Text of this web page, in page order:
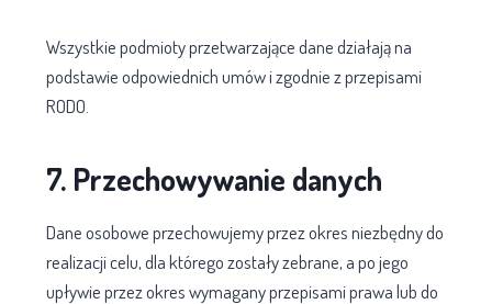
Wszystkie podmioty przetwarzające dane działają na
podstawie odpowiednich umów i zgodnie z przepisami
RODO.
7. Przechowywanie danych
Dane osobowe przechowujemy przez okres niezbędny do
realizacji celu, dla którego zostały zebrane, a po jego
upływie przez okres wymagany przepisami prawa lub do